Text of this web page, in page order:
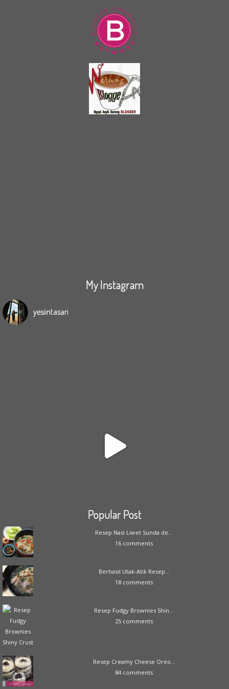
My Instagram
yesiintasari
Popular Post
Resep Nasi Liwet Sunda de...
16 comments
Berhasil Utak-Atik Resep...
18 comments
Resep Fudgy Brownies Shin...
25 comments
Resep Creamy Cheese Oreo...
84 comments